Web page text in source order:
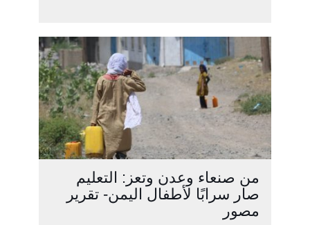
من صنعاء وعدن وتعز: التعليم
صار سرابًا لأطفال اليمن- تقرير
مصور